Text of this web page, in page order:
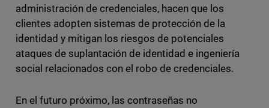
administración de credenciales, hacen que los
clientes adopten sistemas de protección de la
identidad y mitigan los riesgos de potenciales
ataques de suplantación de identidad e ingeniería
social relacionados con el robo de credenciales.
En el futuro próximo, las contraseñas no